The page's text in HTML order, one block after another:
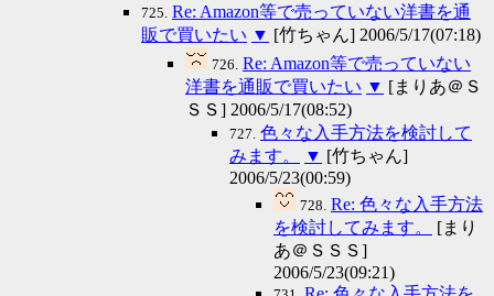
725. Re: Amazon等で売っていない洋書を通
販で買いたい ▼ [竹ちゃん] 2006/5/17(07:18)
726. Re: Amazon等で売っていない
洋書を通販で買いたい ▼ [まりあ＠Ｓ
ＳＳ] 2006/5/17(08:52)
727. 色々な入手方法を検討して
みます。
▼ [竹ちゃん]
2006/5/23(00:59)
728. Re: 色々な入手方法
を検討してみます。
[まり
あ＠ＳＳＳ]
2006/5/23(09:21)